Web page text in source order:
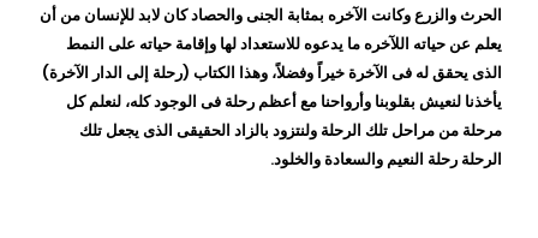
الآخرة
محمود
المصري
الحرث والزرع وكانت الآخره بمثابة الجنى والحصاد كان لابد للإنسان من أن
يعلم عن حياته اللآخره ما يدعوه للاستعداد لها وإقامة حياته على النمط
الذى يحقق له فى الآخرة خيراً وفضلاً، وهذا الكتاب (رحلة إلى الدار الآخرة)
يأخذنا لنعيش بقلوبنا وأرواحنا مع أعظم رحلة فى الوجود كله، لنعلم كل
مرحلة من مراحل تلك الرحلة ولنتزود بالزاد الحقيقى الذى يجعل تلك
الرحلة رحلة النعيم والسعادة والخلود.